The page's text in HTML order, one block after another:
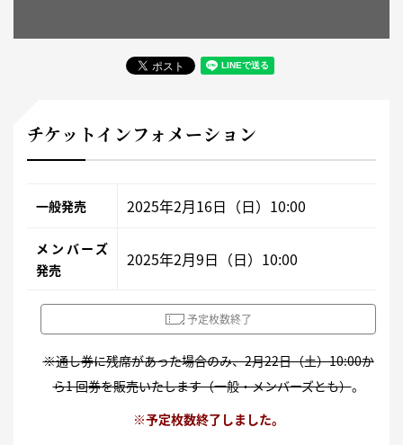
チケットインフォメーション
一般発売 2025年2月16日（日）10:00
メンバーズ
発売
2025年2月9日（日）10:00
予定枚数終了
※通し券に残席があった場合のみ、2月22日（土）10:00か
ら1 回券を販売いたします（一般・メンバーズとも）。
※予定枚数終了しました。